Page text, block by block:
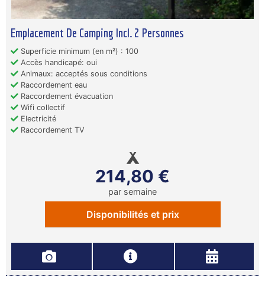
Emplacement De Camping Incl. 2 Personnes
Superficie minimum (en m²) : 100
Accès handicapé: oui
Animaux: acceptés sous conditions
Raccordement eau
Raccordement évacuation
Wifi collectif
Electricité
Raccordement TV
214,80 €
par semaine
Disponibilités et prix